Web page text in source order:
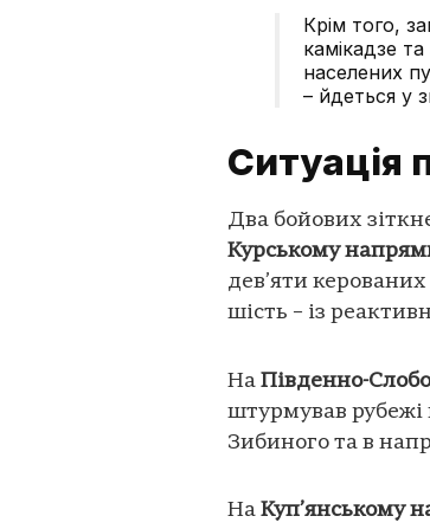
Крім того,
камікадзе
населених
– йдеться у
Ситуація
Два бойових
Курському
дев’яти
шість – із
На Південно-
штурмував рубежі
Зибиного та в
На Куп’янському